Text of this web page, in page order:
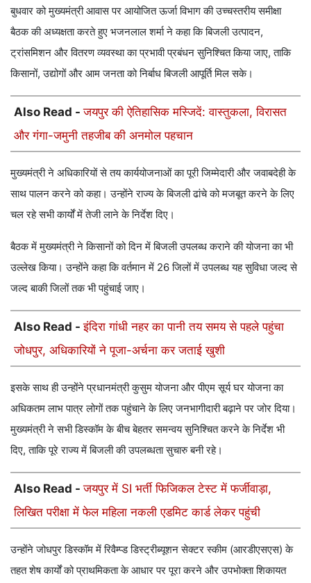
बुधवार को मुख्यमंत्री आवास पर आयोजित ऊर्जा विभाग की उच्चस्तरीय समीक्षा
बैठक की अध्यक्षता करते हुए भजनलाल शर्मा ने कहा कि बिजली उत्पादन,
ट्रांसमिशन और वितरण व्यवस्था का प्रभावी प्रबंधन सुनिश्चित किया जाए, ताकि
किसानों, उद्योगों और आम जनता को निर्बाध बिजली आपूर्ति मिल सके।
Also Read -जयपुर की ऐतिहासिक मस्जिदें: वास्तुकला, विरासत
और गंगा-जमुनी तहजीब की अनमोल पहचान
मुख्यमंत्री ने अधिकारियों से तय कार्ययोजनाओं का पूरी जिम्मेदारी और जवाबदेही के
साथ पालन करने को कहा। उन्होंने राज्य के बिजली ढांचे को मजबूत करने के लिए
चल रहे सभी कार्यों में तेजी लाने के निर्देश दिए।
बैठक में मुख्यमंत्री ने किसानों को दिन में बिजली उपलब्ध कराने की योजना का भी
उल्लेख किया। उन्होंने कहा कि वर्तमान में 26 जिलों में उपलब्ध यह सुविधा जल्द से
जल्द बाकी जिलों तक भी पहुंचाई जाए।
Also Read -इंदिरा गांधी नहर का पानी तय समय से पहले पहुंचा
जोधपुर, अधिकारियों ने पूजा-अर्चना कर जताई खुशी
इसके साथ ही उन्होंने प्रधानमंत्री कुसुम योजना और पीएम सूर्य घर योजना का
अधिकतम लाभ पात्र लोगों तक पहुंचाने के लिए जनभागीदारी बढ़ाने पर जोर दिया।
मुख्यमंत्री ने सभी डिस्कॉम के बीच बेहतर समन्वय सुनिश्चित करने के निर्देश भी
दिए, ताकि पूरे राज्य में बिजली की उपलब्धता सुचारु बनी रहे।
Also Read -जयपुर में SI भर्ती फिजिकल टेस्ट में फर्जीवाड़ा,
लिखित परीक्षा में फेल महिला नकली एडमिट कार्ड लेकर पहुंची
उन्होंने जोधपुर डिस्कॉम में रिवैम्प्ड डिस्ट्रीब्यूशन सेक्टर स्कीम (आरडीएसएस) के
तहत शेष कार्यों को प्राथमिकता के आधार पर पूरा करने और उपभोक्ता शिकायत